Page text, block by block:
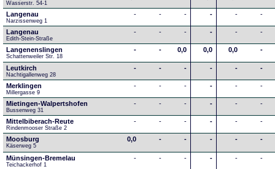
Wasserstr. 54-1
Langenau
Narzissenweg 1
- - - - - -
Langenau
Edith-Stein-Straße
- - - - - -
Langenenslingen
Schattenweiler Str. 18
- - 0,0 0,0 0,0 -
Leutkirch
Nachtigallenweg 28
- - - - - -
Merklingen
Millergasse 9
- - - - - -
Mietingen-Walpertshofen
Bussenweg 31
- - - - - -
Mittelbiberach-Reute
Rindenmooser Straße 2
- - - - - -
Moosburg
Käserweg 5
0,0 - - - - -
Münsingen-Bremelau
Teichackerhof 1
- - - - - -